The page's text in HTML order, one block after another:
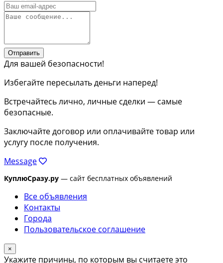
Отправить
Для вашей безопасности!
Избегайте пересылать деньги наперед!
Встречайтесь лично, личные сделки — самые
безопасные.
Заключайте договор или оплачивайте товар или
услугу после получения.
Message
КуплюСразу.ру — сайт бесплатных объявлений
Все объявления
Контакты
Города
Пользовательское соглашение
×
Укажите причины, по которым вы считаете это